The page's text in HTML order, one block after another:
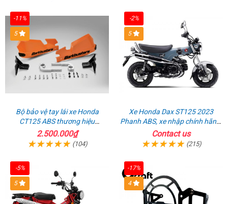
2023
ngạch
2023
chính
ngạchkênh
-11%
5
Bộ bảo vệ tay lái xe Honda
CT125 ABS thương hiệu
Barkbuster màu đỏ
2.500.000₫
(104)
-2%
5
Xe Honda Dax ST125 2023
Phanh ABS, xe nhập chính hãng,
bán online giá rẻ
Contact us
(215)
-5%
5
-17%
4